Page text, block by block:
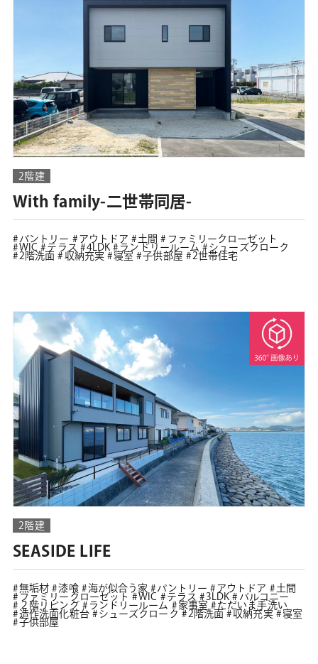
2階建
With family-二世帯同居-
パントリー アウトドア 土間
ファミリークローゼット
WIC
テラス 4LDK ランドリールーム
シューズクローク
2階洗面
収納充実 寝室 子供部屋 2世帯住宅
2階建
SEASIDE LIFE
無垢材 漆喰 海が似合う家 パントリー アウトドア
土間
ファミリークローゼット
WIC テラス 3LDK
バルコニー
２階リビング
ランドリールーム 家事室
ただいま手洗い
造作洗面化粧台
シューズクローク 2階洗面 収納充実
寝室
子供部屋